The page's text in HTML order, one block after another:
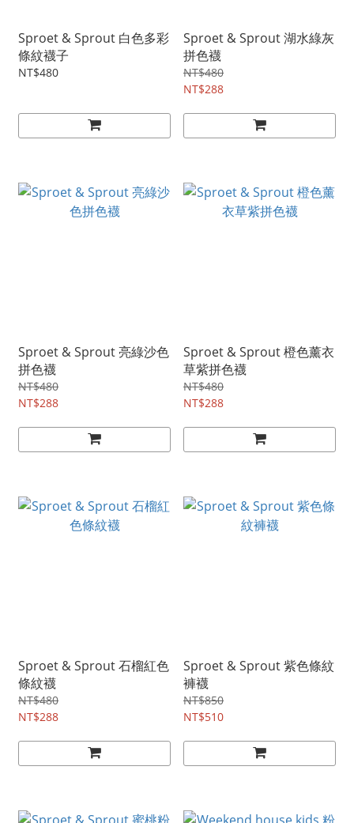
Sproet & Sprout 白色多彩
條紋襪子
NT$480
Sproet & Sprout 湖水綠灰
拼色襪
NT$480
NT$288
Sproet & Sprout 亮綠沙色
拼色襪
NT$480
NT$288
Sproet & Sprout 橙色薰衣
草紫拼色襪
NT$480
NT$288
Sproet & Sprout 石榴紅色
條紋襪
NT$480
NT$288
Sproet & Sprout 紫色條紋
褲襪
NT$850
NT$510